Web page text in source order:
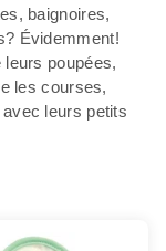
baignoires,
Évidemment!
poupées,
les courses,
leurs petits